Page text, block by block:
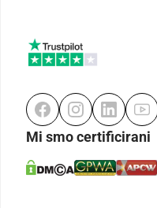
Mi smo certificirani